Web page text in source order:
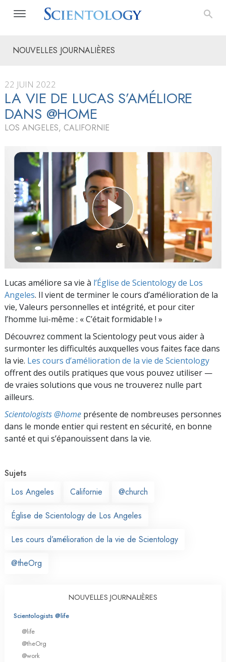
NOUVELLES JOURNALIÈRES
22 JUIN 2022
LA VIE DE LUCAS S’AMÉLIORE
DANS @HOME
LOS ANGELES, CALIFORNIE
Lucas améliore sa vie à l’Église de Scientology de Los
Angeles. Il vient de terminer le cours d’amélioration de la
vie, Valeurs personnelles et intégrité, et pour citer
l’homme lui-même : « C’était formidable ! »
Découvrez comment la Scientology peut vous aider à
surmonter les difficultés auxquelles vous faites face dans
la vie. Les cours d’amélioration de la vie de Scientology
offrent des outils pratiques que vous pouvez utiliser —
de vraies solutions que vous ne trouverez nulle part
ailleurs.
Scientologists @home présente de nombreuses personnes
dans le monde entier qui restent en sécurité, en bonne
santé et qui s’épanouissent dans la vie.
Sujets
Los Angeles
Californie @church
Église de Scientology de Los Angeles
Les cours d’amélioration de la vie de Scientology
@theOrg
NOUVELLES JOURNALIÈRES
Scientologists @life
@life
@theOrg
@work